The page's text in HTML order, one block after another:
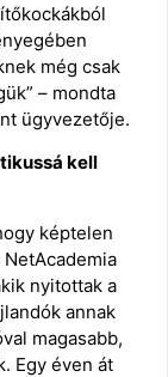
még csak
– mondta
ügyvezetője.
kell
képtelen
nyitottak a
annak
magasabb,
Egy éven át